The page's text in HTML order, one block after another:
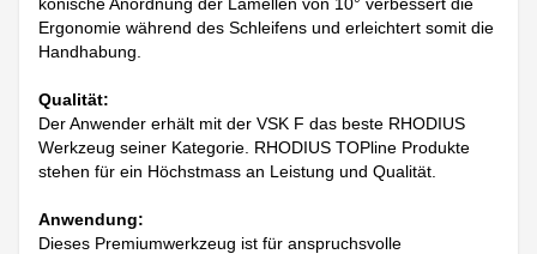
Ergonomie während des Schleifens und erleichtert somit die
Handhabung.
Qualität:
Der Anwender erhält mit der VSK F das beste RHODIUS
Werkzeug seiner Kategorie. RHODIUS TOPline Produkte
stehen für ein Höchstmass an Leistung und Qualität.
Anwendung:
Dieses Premiumwerkzeug ist für anspruchsvolle